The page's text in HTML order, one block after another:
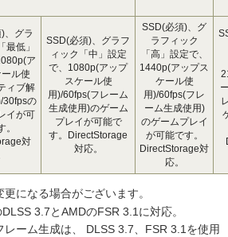
、グラ
最低」
ア
ル使
ィブ解
30fpsの
イが可
。
対
SSD(必須)、グラフ
ィック「中」設定
で、1080p(アップ
スケール使
用)/60fps(フレーム
生成使用)のゲーム
プレイが可能で
す。DirectStorage
対応。
SSD(必須)、グ
ラフィック
「高」設定で、
1440p(アップス
ケール使
用)/60fps(フレ
ーム生成使用)
のゲームプレイ
が可能です。
DirectStorage対
応。
になる場合がございます。
3.7とAMDのFSR 3.1に対応。
ーム生成は、 DLSS 3.7、FSR 3.1を使用